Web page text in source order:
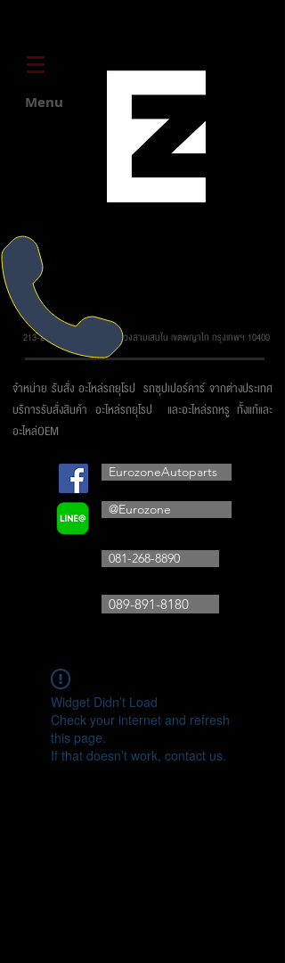
Menu
213-215 ถ.วิภาวดี รังสิต แขวงสามเสนใน เขตพญาไท กรุงเทพฯ 10400
จำหน่าย รับสั่ง อะไหล่รถยุโรป รถซุปเปอร์คาร์ จากต่างประเทศ
บริการรับสั่งสินค้า อะไหล่รถยุโรป และอะไหล่รถหรู ทั้งแท้และ
อะไหล่OEM
EurozoneAutoparts
@Eurozone
081-268-8890
089-891-8180
Widget Didn’t Load
Check your internet and refresh
this page.
If that doesn’t work, contact us.